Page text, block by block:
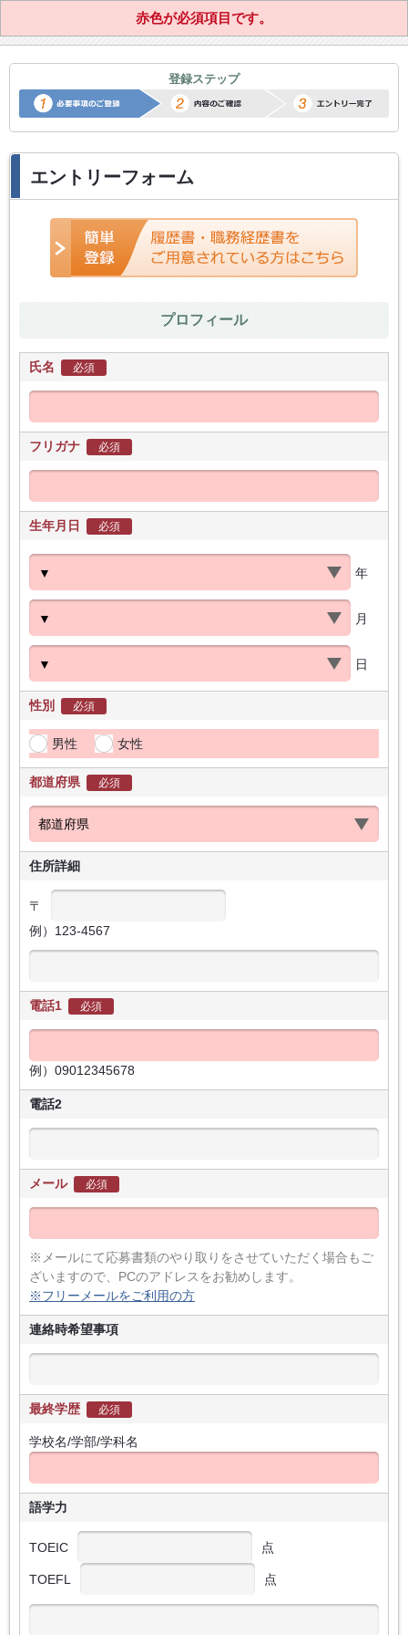
正社員転職サポートエントリー
登録ステップ
エントリーフォーム
プロフィール
氏名 必須
フリガナ 必須
生年月日 必須
年
月
日
性別 必須
男性 女性
都道府県 必須
住所詳細
〒
例）123-4567
電話1 必須
例）09012345678
電話2
メール 必須
※メールにて応募書類のやり取りをさせていただく場合もご
ざいますので、PCのアドレスをお勧めします。
※フリーメールをご利用の方
連絡時希望事項
最終学歴 必須
学校名/学部/学科名
語学力
TOEIC 点
TOEFL 点
赤色が必須項目です。